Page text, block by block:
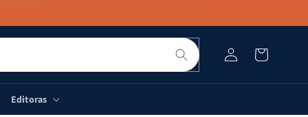
Pesquisar
Fazer
login
Carrinho
Editoras